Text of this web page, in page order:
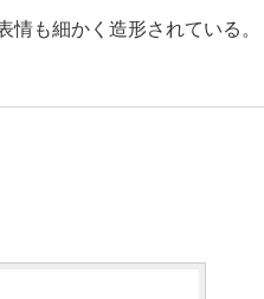
も細かく造形されている。